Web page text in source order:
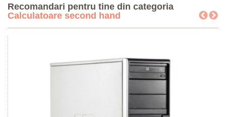
Recomandari pentru tine din categoria
Calculatoare second hand